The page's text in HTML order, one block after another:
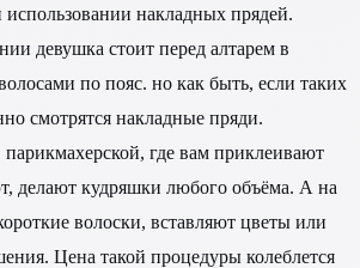
накладных прядей.
девушка стоит перед алтарем в
по пояс. но как быть, если таких
смотрятся накладные пряди.
парикмахерской, где вам приклеивают
делают кудряшки любого объёма. А на
волоски, вставляют цветы или
Цена такой процедуры колеблется